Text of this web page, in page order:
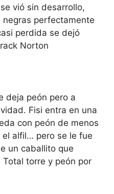
vió sin desarrollo,
negras perfectamente
perdida se dejó
Norton
deja peón pero a
Fisi entra en una
con peón de menos
el alfil… pero se le fue
un caballito que
torre y peón por